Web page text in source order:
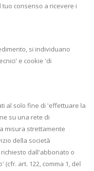
consenso a ricevere i
si individuano
e cookie 'di
al solo fine di 'effettuare la
su una rete di
misura strettamente
della società
dall'abbonato o
art. 122, comma 1, del